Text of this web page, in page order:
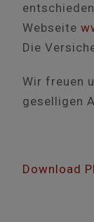
Webseite
Die
Wir freuen
geselligen
Download